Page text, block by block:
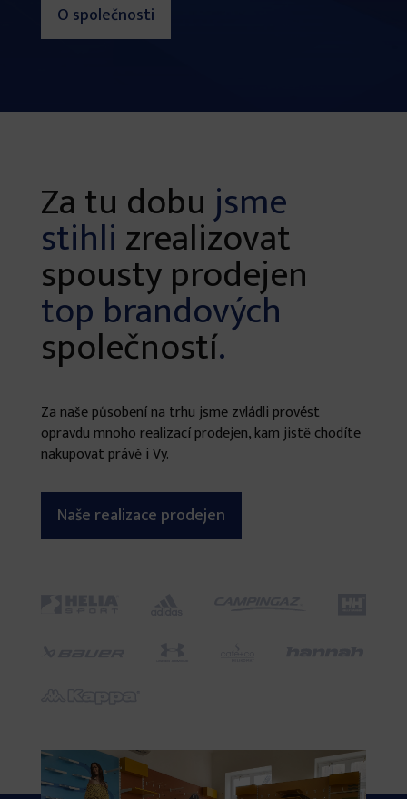
O společnosti
Za tu dobujsme
stihlizrealizovat
spousty prodejen
top brandových
společností.
Za naše působení na trhu jsme zvládli provést
opravdu mnoho realizací prodejen, kam jistě chodíte
nakupovat právě i Vy.
Naše realizace prodejen